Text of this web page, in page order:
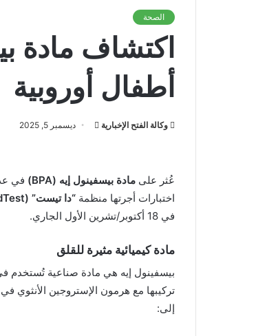
الصحة
اكتشاف مادة
أطفال أوروبية
وكالة الفتح الإخبارية
أرسل ديسمبر 5, 2025
عُثر على مادة بيسفينول إيه (BPA)
في
اختبارات أجرتها منظمة “دا تيست” (dTest)
في 18 أكتوبر/تشرين الأول الجاري.
مادة كيميائية مثيرة للقلق
بيسفينول إيه هي مادة صناعية تُستخدم
تركيبها مع هرمون الإستروجين الأنثوي
إلى: